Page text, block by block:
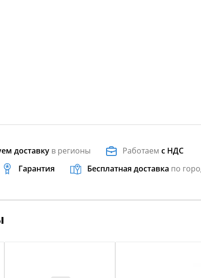
доставку в регионы Работаемс НДС
Гарантия Бесплатная доставка по